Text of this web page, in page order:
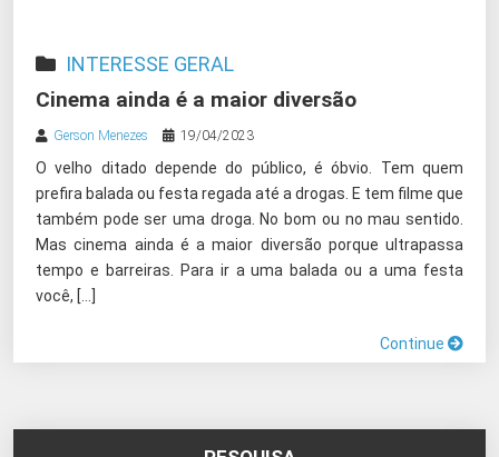
INTERESSE GERAL
Cinema ainda é a maior diversão
Gerson Menezes 19/04/2023
O velho ditado depende do público, é óbvio. Tem quem
prefira balada ou festa regada até a drogas. E tem filme que
também pode ser uma droga. No bom ou no mau sentido.
Mas cinema ainda é a maior diversão porque ultrapassa
tempo e barreiras. Para ir a uma balada ou a uma festa
você, […]
Continue